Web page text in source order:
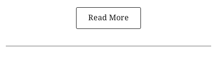
Read More